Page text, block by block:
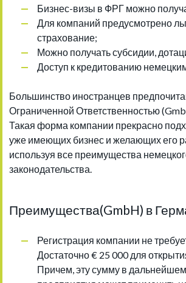
Бизнес-визы в ФРГ можно
Для компаний предусмотрено
страхование;
Можно получать субсидии,
Доступ к кредитованию
Большинство иностранцев
Ограниченной Ответственностью
Такая форма компании прекрасно
уже имеющих бизнес и желающих его
используя все преимущества
законодательства.
Преимущества(GmbH) в
Регистрация компании не
Достаточно € 25 000 для
Причем, эту сумму в